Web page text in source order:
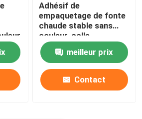
Adhésif de
empaquetage de fonte
chaude stable sans
couleur, colle
translucide de HMPSA
meilleur prix
Contact